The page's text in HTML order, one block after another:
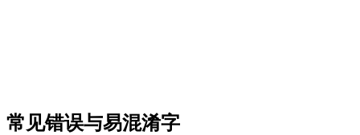
常见错误与易混淆字